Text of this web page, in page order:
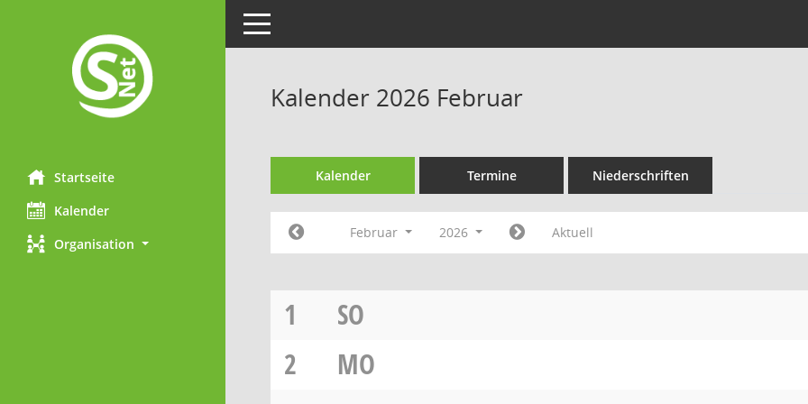
Startseite
Kalender
Organisation
Toggle navigation
Kalender 2026 Februar
Kalender Termine Niederschriften
Februar 2026 Aktuell
1
SO
2
MO